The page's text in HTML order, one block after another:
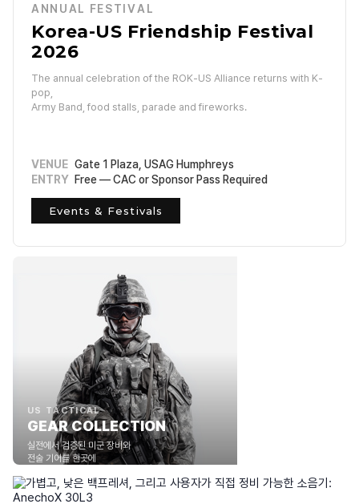
ANNUAL FESTIVAL
Korea-US Friendship Festival
2026
The annual celebration of the ROK-US Alliance returns with K-
pop,
Army Band, food stalls, parade and fireworks.
VENUE Gate 1 Plaza, USAG Humphreys
ENTRY Free — CAC or Sponsor Pass Required
Events & Festivals
US TACTICAL
GEAR COLLECTION
실전에서 검증된 미군 장비와
전술 기어를 한곳에